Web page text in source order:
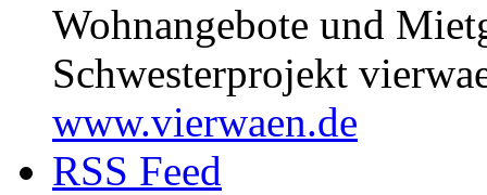
Wohnangebote und
Schwesterprojekt
www.vierwaen.de
RSS Feed